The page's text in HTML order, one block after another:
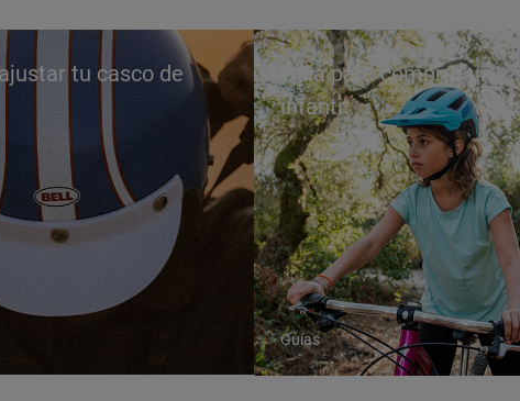
tu casco de
Guía para comprar un
infantil
Guías